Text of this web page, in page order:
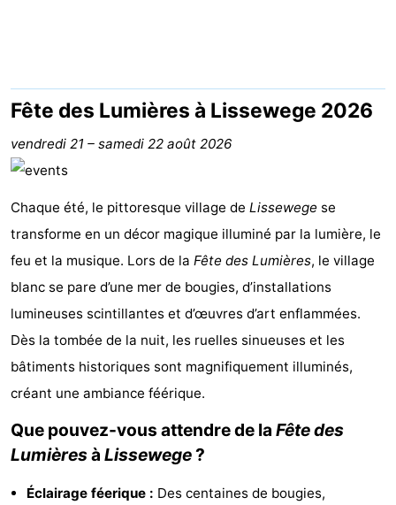
Last
minutes
Plages
Voir
faire
Lieux
d'intérêt
-
Monuments
-
-
Croisières
-
Fermes
-
Fête des Lumières à Lissewege 2026
vendredi 21 – samedi 22 août 2026
Chaque été, le pittoresque village de Lissewege se
transforme en un décor magique illuminé par la lumière, le
feu et la musique. Lors de la Fête des Lumières, le village
blanc se pare d’une mer de bougies, d’installations
lumineuses scintillantes et d’œuvres d’art enflammées.
Dès la tombée de la nuit, les ruelles sinueuses et les
bâtiments historiques sont magnifiquement illuminés,
créant une ambiance féérique.
Que pouvez-vous attendre de la Fête des
Lumièresà Lissewege?
Éclairage féerique : Des centaines de bougies,